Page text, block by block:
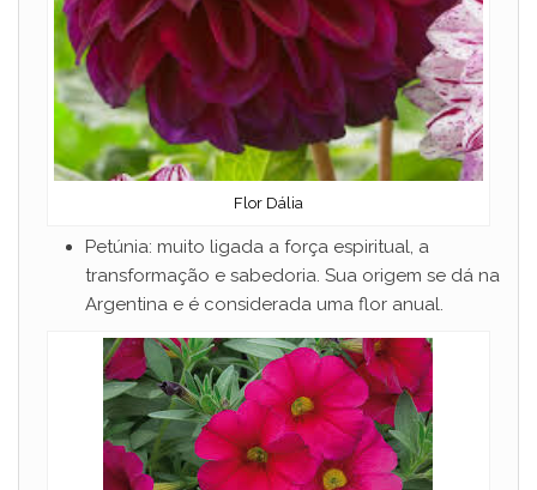
Flor Dália
Petúnia: muito ligada a força espiritual, a
transformação e sabedoria. Sua origem se dá na
Argentina e é considerada uma flor anual.